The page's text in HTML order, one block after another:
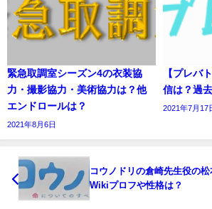
緊急取調室シーズン4の衣装協
力・撮影協力・美術協力は？他
エンドロールは？
2021年8月6日
【プレバ
信は？過
2021年7月17
コウノドリの倉崎先生役の
Wikiプロフや性格は？